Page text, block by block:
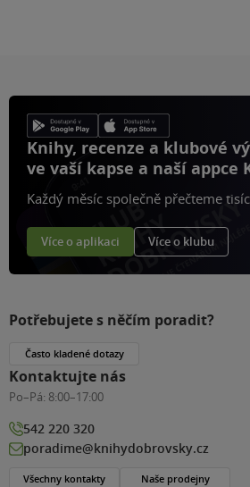
Knihy, recenze a klubové
ve vaší kapse a naší appce
Každý měsíc společně přečteme
Více o aplikaci Více o klubu
Potřebujete s něčím poradit?
Často kladené dotazy
Kontaktujte nás
Po–Pá: 8:00–17:00
542 220 320
poradime@knihydobrovsky.cz
Všechny kontakty Naše prodejny